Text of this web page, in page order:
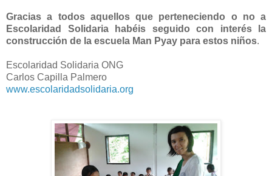
Gracias a todos aquellos que perteneciendo o no a
Escolaridad Solidaria habéis seguido con interés la
construcción de la escuela Man Pyay para estos niños.
Escolaridad Solidaria ONG
Carlos Capilla Palmero
www.escolaridadsolidaria.org